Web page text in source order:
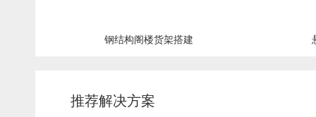
钢结构阁楼货架搭建
推荐解决方案